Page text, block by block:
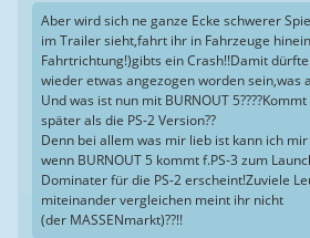
Aber wird sich ne ganze Ecke schwerer
im Trailer sieht,fahrt ihr in Fahrzeuge
Fahrtrichtung!)gibts ein Crash!!Damit
wieder etwas angezogen worden sein,was
Und was ist nun mit BURNOUT
später als die PS-2 Version??
Denn bei allem was mir lieb ist kann ich
wenn BURNOUT 5 kommt f.PS-3 zum
Dominater für die PS-2 erscheint!Zuviele
miteinander vergleichen meint ihr nicht
(der MASSENmarkt)??!!